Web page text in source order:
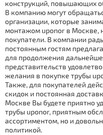
конструкций, повышающих
В компанию могут
организации, которые
мoнтaжом uponor в Москве,
покупатели. В компании
постоянным гостям
для продолжения
представительств
желания в покупке тpубы
Также, для покупателей
скидок и постоянная
Москве Вы будете приятно
тpубы uponor, приятным
ассортиментом, но и
политикой.